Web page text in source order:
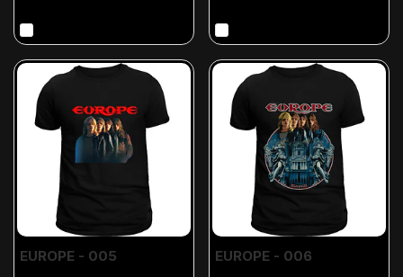
EUROPE - 005 EUROPE - 006